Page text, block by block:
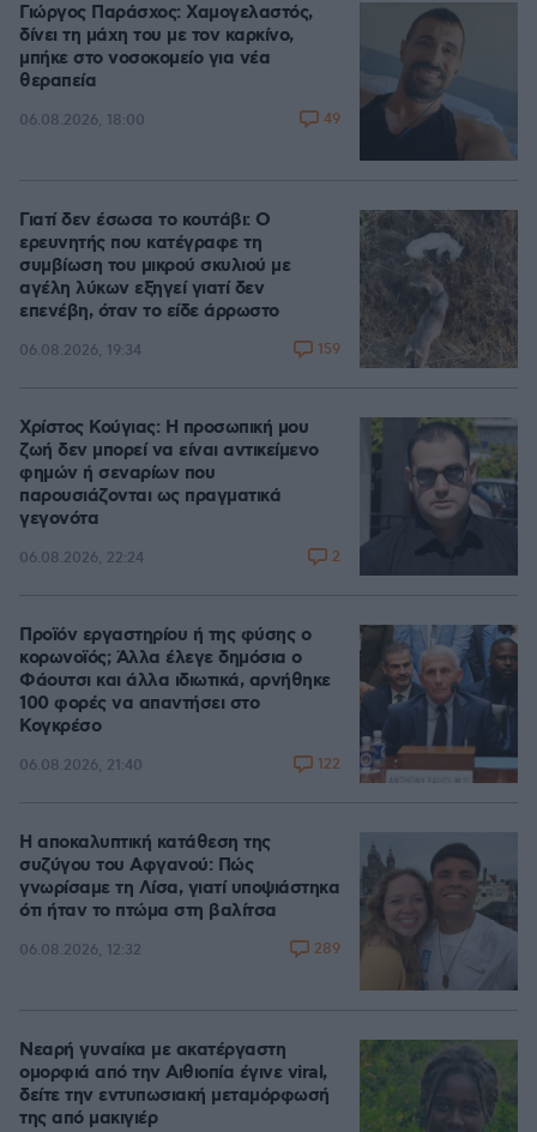
Γιώργος Παράσχος: Χαμογελαστός,
δίνει τη μάχη του με τον καρκίνο,
μπήκε στο νοσοκομείο για νέα
θεραπεία
06.08.2026, 18:00 49
Γιατί δεν έσωσα το κουτάβι: Ο
ερευνητής που κατέγραφε τη
συμβίωση του μικρού σκυλιού με
αγέλη λύκων εξηγεί γιατί δεν
επενέβη, όταν το είδε άρρωστο
06.08.2026, 19:34 159
Χρίστος Κούγιας: Η προσωπική μου
ζωή δεν μπορεί να είναι αντικείμενο
φημών ή σεναρίων που
παρουσιάζονται ως πραγματικά
γεγονότα
06.08.2026, 22:24 2
Προϊόν εργαστηρίου ή της φύσης ο
κορωνοϊός; Άλλα έλεγε δημόσια ο
Φάουτσι και άλλα ιδιωτικά, αρνήθηκε
100 φορές να απαντήσει στο
Κογκρέσο
06.08.2026, 21:40 122
Η αποκαλυπτική κατάθεση της
συζύγου του Αφγανού: Πώς
γνωρίσαμε τη Λίσα, γιατί υποψιάστηκα
ότι ήταν το πτώμα στη βαλίτσα
06.08.2026, 12:32 289
Νεαρή γυναίκα με ακατέργαστη
ομορφιά από την Αιθιοπία έγινε viral,
δείτε την εντυπωσιακή μεταμόρφωσή
της από μακιγιέρ